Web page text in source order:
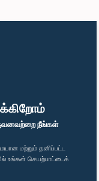
நீங்கள்
மற்றும் தனிப்பட்ட
உங்கள் செயற்பாட்டைக்